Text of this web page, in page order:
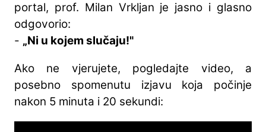
portal, prof. Milan Vrkljan je jasno i glasno
odgovorio:
- „Ni u kojem slučaju!"
Ako ne vjerujete, pogledajte video, a
posebno spomenutu izjavu koja počinje
nakon 5 minuta i 20 sekundi: